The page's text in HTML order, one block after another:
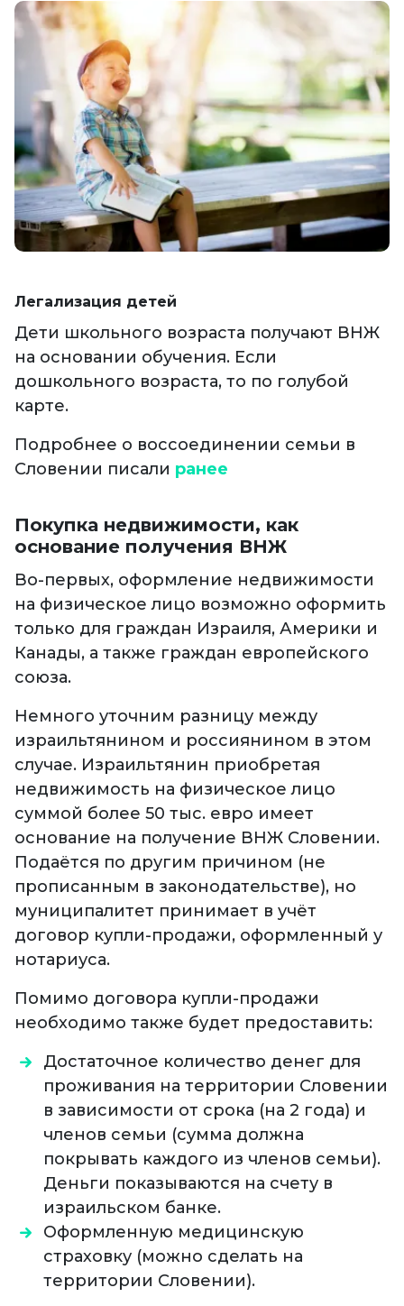
Легализация детей
Дети школьного возраста получают ВНЖ
на основании обучения. Если
дошкольного возраста, то по голубой
карте.
Подробнее о воссоединении семьи в
Словении писали ранее
Покупка недвижимости, как
основание получения ВНЖ
Во-первых, оформление недвижимости
на физическое лицо возможно оформить
только для граждан Израиля, Америки и
Канады, а также граждан европейского
союза.
Немного уточним разницу между
израильтянином и россиянином в этом
случае. Израильтянин приобретая
недвижимость на физическое лицо
суммой более 50 тыс. евро имеет
основание на получение ВНЖ Словении.
Подаётся по другим причином (не
прописанным в законодательстве), но
муниципалитет принимает в учёт
договор купли-продажи, оформленный у
нотариуса.
Помимо договора купли-продажи
необходимо также будет предоставить:
Достаточное количество денег для
проживания на территории Словении
в зависимости от срока (на 2 года) и
членов семьи (сумма должна
покрывать каждого из членов семьи).
Деньги показываются на счету в
израильском банке.
Оформленную медицинскую
страховку (можно сделать на
территории Словении).